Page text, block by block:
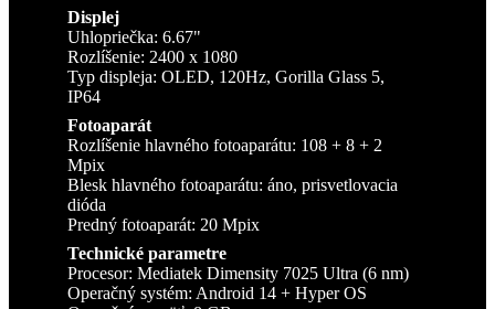
Displej
Uhlopriečka: 6.67"
Rozlíšenie: 2400 x 1080
Typ displeja: OLED, 120Hz, Gorilla Glass 5,
IP64
Fotoaparát
Rozlíšenie hlavného fotoaparátu: 108 + 8 + 2
Mpix
Blesk hlavného fotoaparátu: áno, prisvetlovacia
dióda
Predný fotoaparát: 20 Mpix
Technické parametre
Procesor: Mediatek Dimensity 7025 Ultra (6 nm)
Operačný systém: Android 14 + Hyper OS